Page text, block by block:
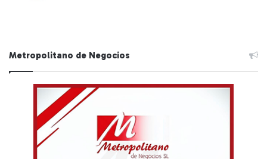
Metropolitano de Negocios